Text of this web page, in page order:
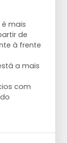
mais
de
à frente
a mais
com